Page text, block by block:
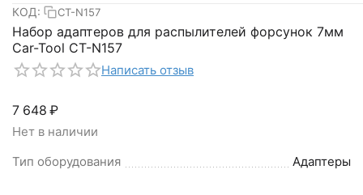
КОД: CT-N157
Набор адаптеров для распылителей форсунок 7мм
Car-Tool CT-N157
Написать отзыв
7 648 ₽
Нет в наличии
Тип оборудования
Адаптеры